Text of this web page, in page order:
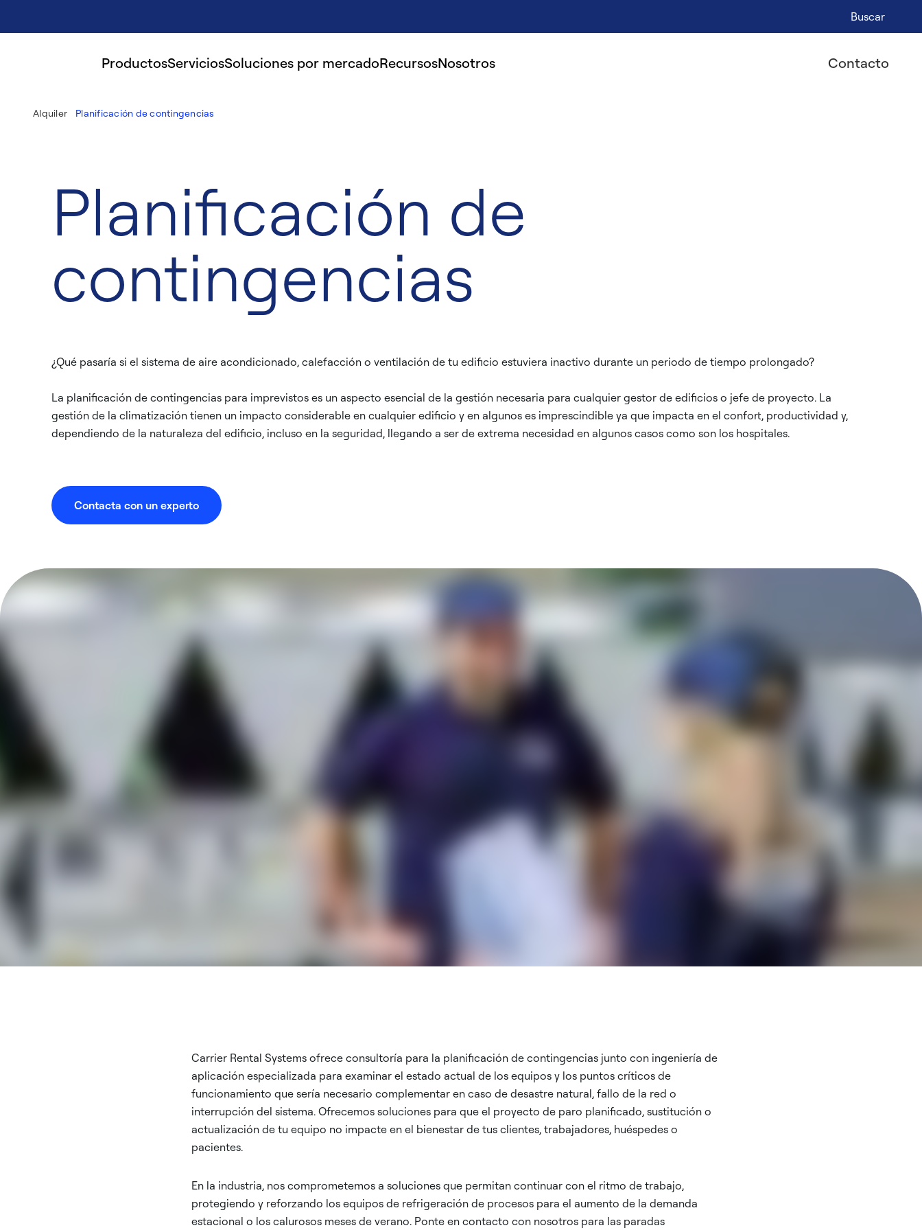
Buscar
ProductosServiciosSoluciones por mercadoRecursosNosotros Contacto
Alquiler Planificación de contingencias
Planificación de
contingencias
¿Qué pasaría si el sistema de aire acondicionado, calefacción o ventilación de tu edificio estuviera inactivo durante un periodo de tiempo prolongado?
La planificación de contingencias para imprevistos es un aspecto esencial de la gestión necesaria para cualquier gestor de edificios o jefe de proyecto. La
gestión de la climatización tienen un impacto considerable en cualquier edificio y en algunos es imprescindible ya que impacta en el confort, productividad y,
dependiendo de la naturaleza del edificio, incluso en la seguridad, llegando a ser de extrema necesidad en algunos casos como son los hospitales.
Contacta con un experto
Carrier Rental Systems ofrece consultoría para la planificación de contingencias junto con ingeniería de
aplicación especializada para examinar el estado actual de los equipos y los puntos críticos de
funcionamiento que sería necesario complementar en caso de desastre natural, fallo de la red o
interrupción del sistema. Ofrecemos soluciones para que el proyecto de paro planificado, sustitución o
actualización de tu equipo no impacte en el bienestar de tus clientes, trabajadores, huéspedes o
pacientes.
En la industria, nos comprometemos a soluciones que permitan continuar con el ritmo de trabajo,
protegiendo y reforzando los equipos de refrigeración de procesos para el aumento de la demanda
estacional o los calurosos meses de verano. Ponte en contacto con nosotros para las paradas